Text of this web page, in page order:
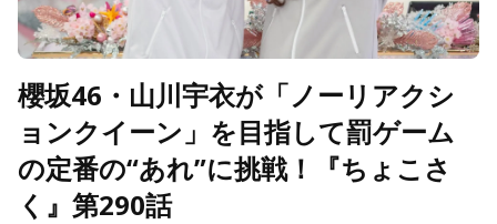
櫻坂46・山川宇衣が「ノーリアクシ
ョンクイーン」を目指して罰ゲーム
の定番の“あれ”に挑戦！『ちょこさ
く』第290話